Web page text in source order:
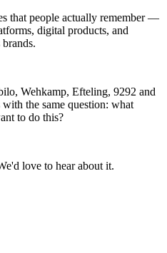
that people actually remember —
digital products, and
Wehkamp, Efteling, 9292 and
the same question: what
to do this?
love to hear about it.